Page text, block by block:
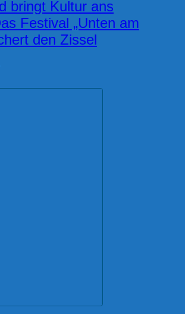
bringt Kultur ans
Festival „Unten am
den Zissel